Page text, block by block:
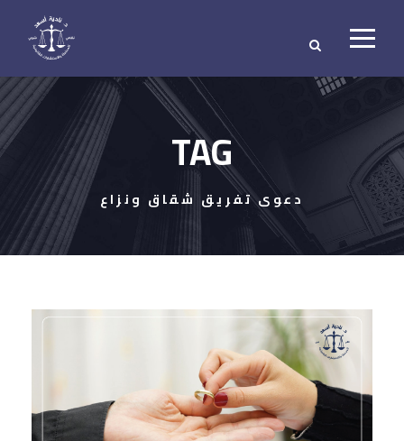
TAG
دعوى تفريق شقاق ونزاع